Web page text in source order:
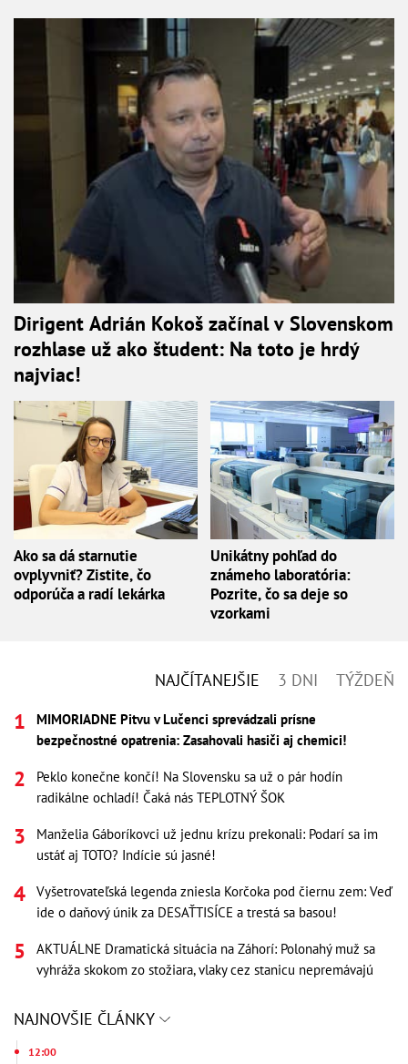
Dirigent Adrián Kokoš začínal v Slovenskom
rozhlase už ako študent: Na toto je hrdý
najviac!
Ako sa dá starnutie
ovplyvniť? Zistite, čo
odporúča a radí lekárka
Unikátny pohľad do
známeho laboratória:
Pozrite, čo sa deje so
vzorkami
NAJČÍTANEJŠIE 3 DNI TÝŽDEŇ
MIMORIADNE Pitvu v Lučenci sprevádzali prísne
bezpečnostné opatrenia: Zasahovali hasiči aj chemici!
Peklo konečne končí! Na Slovensku sa už o pár hodín
radikálne ochladí! Čaká nás TEPLOTNÝ ŠOK
Manželia Gáboríkovci už jednu krízu prekonali: Podarí sa im
ustáť aj TOTO? Indície sú jasné!
Vyšetrovateľská legenda zniesla Korčoka pod čiernu zem: Veď
ide o daňový únik za DESAŤTISÍCE a trestá sa basou!
AKTUÁLNE Dramatická situácia na Záhorí: Polonahý muž sa
vyhráža skokom zo stožiara, vlaky cez stanicu nepremávajú
NAJNOVŠIE ČLÁNKY
12:00